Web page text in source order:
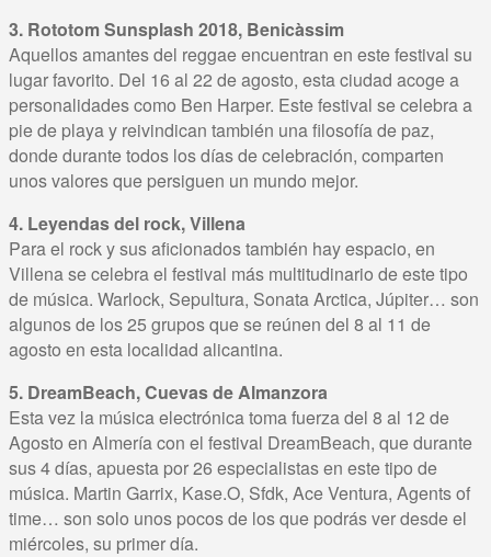
3. Rototom Sunsplash 2018, Benicàssim
Aquellos amantes del reggae encuentran en este festival su
lugar favorito. Del 16 al 22 de agosto, esta ciudad acoge a
personalidades como Ben Harper. Este festival se celebra a
pie de playa y reivindican también una filosofía de paz,
donde durante todos los días de celebración, comparten
unos valores que persiguen un mundo mejor.
4. Leyendas del rock, Villena
Para el rock y sus aficionados también hay espacio, en
Villena se celebra el festival más multitudinario de este tipo
de música. Warlock, Sepultura, Sonata Arctica, Júpiter… son
algunos de los 25 grupos que se reúnen del 8 al 11 de
agosto en esta localidad alicantina.
5. DreamBeach, Cuevas de Almanzora
Esta vez la música electrónica toma fuerza del 8 al 12 de
Agosto en Almería con el festival DreamBeach, que durante
sus 4 días, apuesta por 26 especialistas en este tipo de
música. Martin Garrix, Kase.O, Sfdk, Ace Ventura, Agents of
time… son solo unos pocos de los que podrás ver desde el
miércoles, su primer día.